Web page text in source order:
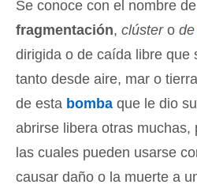
Se conoce con el nombre de
fragmentación, clústero de
dirigida o de caída libre que
tanto desde aire, mar o
de esta bomba que le dio
abrirse libera otras muchas,
las cuales pueden usarse
causar daño o la muerte a